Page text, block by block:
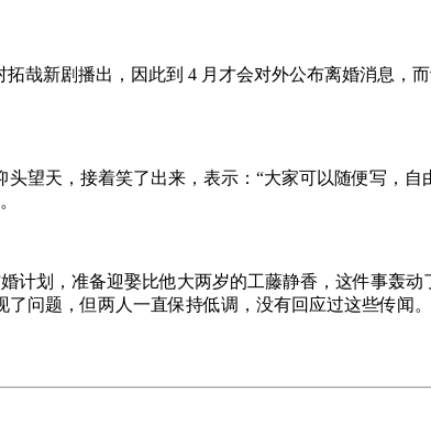
哉新剧播出，因此到 4 月才会对外公布离婚消息，
望天，接着笑了出来，表示：“大家可以随便写，自
计划，准备迎娶比他大两岁的工藤静香，这件事轰
问题，但两人一直保持低调，没有回应过这些传闻